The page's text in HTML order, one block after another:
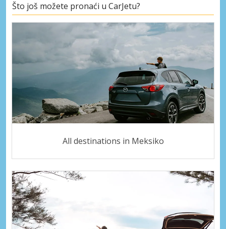
Što još možete pronaći u CarJetu?
All destinations in Meksiko